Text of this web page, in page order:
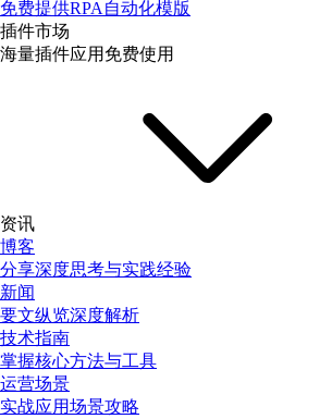
免费提供RPA自动化模版
插件市场
海量插件应用免费使用
资讯
博客
分享深度思考与实践经验
新闻
要文纵览深度解析
技术指南
掌握核心方法与工具
运营场景
实战应用场景攻略